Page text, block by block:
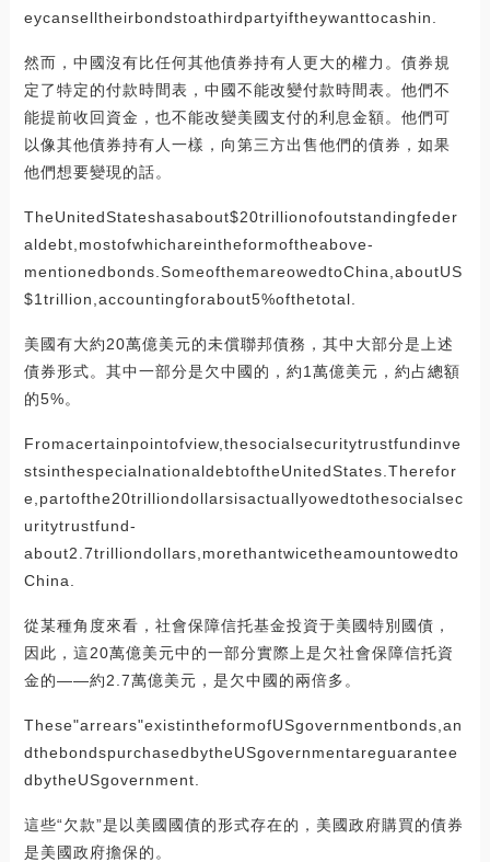
eycanselltheirbondstoathirdpartyiftheywanttocashin.
然而，中國沒有比任何其他債券持有人更大的權力。債券規
定了特定的付款時間表，中國不能改變付款時間表。他們不
能提前收回資金，也不能改變美國支付的利息金額。他們可
以像其他債券持有人一樣，向第三方出售他們的債券，如果
他們想要變現的話。
TheUnitedStateshasabout$20trillionofoutstandingfeder
aldebt,mostofwhichareintheformoftheabove-
mentionedbonds.SomeofthemareowedtoChina,aboutUS
$1trillion,accountingforabout5%ofthetotal.
美國有大約20萬億美元的未償聯邦債務，其中大部分是上述
債券形式。其中一部分是欠中國的，約1萬億美元，約占總額
的5%。
Fromacertainpointofview,thesocialsecuritytrustfundinve
stsinthespecialnationaldebtoftheUnitedStates.Therefor
e,partofthe20trilliondollarsisactuallyowedtothesocialsec
uritytrustfund-
about2.7trilliondollars,morethantwicetheamountowedto
China.
從某種角度來看，社會保障信托基金投資于美國特別國債，
因此，這20萬億美元中的一部分實際上是欠社會保障信托資
金的——約2.7萬億美元，是欠中國的兩倍多。
These"arrears"existintheformofUSgovernmentbonds,an
dthebondspurchasedbytheUSgovernmentareguarantee
dbytheUSgovernment.
這些“欠款”是以美國國債的形式存在的，美國政府購買的債券
是美國政府擔保的。